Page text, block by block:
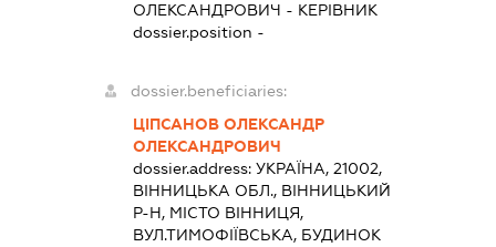
ОЛЕКСАНДРОВИЧ - КЕРІВНИК
dossier.position -
dossier.beneficiaries:
ЦІПСАНОВ ОЛЕКСАНДР
ОЛЕКСАНДРОВИЧ
dossier.address:УКРАЇНА, 21002,
ВІННИЦЬКА ОБЛ., ВІННИЦЬКИЙ
Р-Н, МІСТО ВІННИЦЯ,
ВУЛ.ТИМОФІЇВСЬКА, БУДИНОК